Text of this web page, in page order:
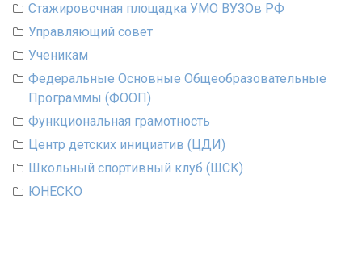
Стажировочная площадка УМО ВУЗОв РФ
Управляющий совет
Ученикам
Федеральные Основные Общеобразовательные
Программы (ФООП)
Функциональная грамотность
Центр детских инициатив (ЦДИ)
Школьный спортивный клуб (ШСК)
ЮНЕСКО